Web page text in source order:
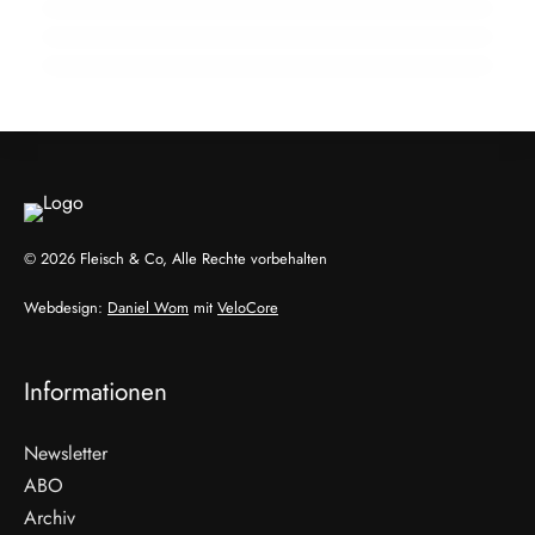
© 2026 Fleisch & Co, Alle Rechte vorbehalten
Webdesign: Daniel Wom mit VeloCore
Informationen
Newsletter
ABO
Archiv